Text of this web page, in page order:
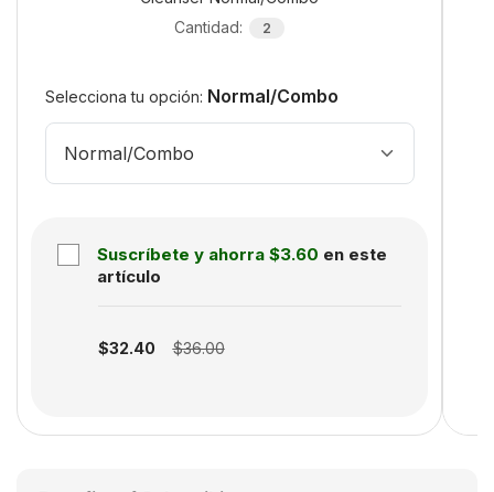
Cantidad: 2
Selecciona tu opción: Normal/Combo
Normal/Combo
Suscríbete y ahorra $3.60 en este
artículo
$32.40 $36.00